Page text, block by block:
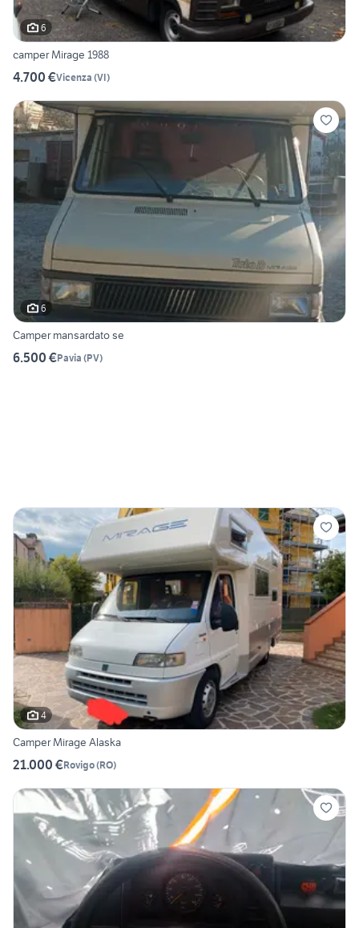
6
camper Mirage 1988
4.700 €Vicenza (VI)
6
Camper mansardato se
6.500 €Pavia (PV)
4
Camper Mirage Alaska
21.000 €Rovigo(RO)